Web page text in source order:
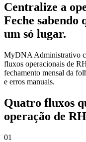
Centralize a
Feche sabendo
um só lugar.
MyDNA Administrativo
fluxos operacionais de
fechamento mensal da
e erros manuais.
Quatro fluxos
operação de
01